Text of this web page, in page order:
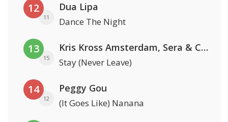
12
11
Dua Lipa
Dance The Night
13
15
Kris Kross Amsterdam, Sera & Conor Maynard
Stay (Never Leave)
14
12
Peggy Gou
(It Goes Like) Nanana